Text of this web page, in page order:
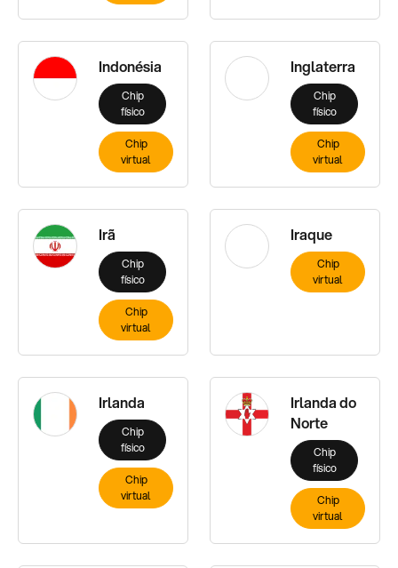
Indonésia
Chip
físico
Chip
virtual
Inglaterra
Chip
físico
Chip
virtual
Irã
Chip
físico
Chip
virtual
Iraque
Chip
virtual
Irlanda
Chip
físico
Chip
virtual
Irlanda do
Norte
Chip
físico
Chip
virtual